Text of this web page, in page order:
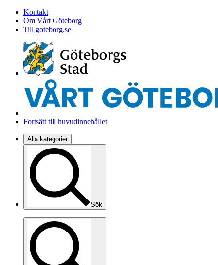
Kontakt
Om Vårt Göteborg
Till goteborg.se
Fortsätt till huvudinnehållet
Alla kategorier
Sök